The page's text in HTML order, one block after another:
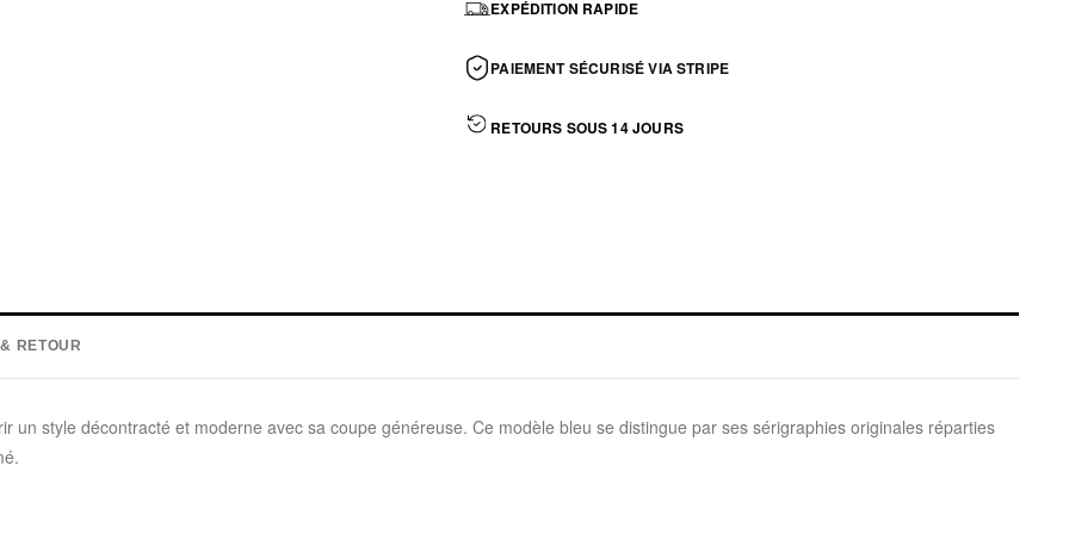
EXPÉDITION RAPIDE
PAIEMENT SÉCURISÉ VIA STRIPE
RETOURS SOUS 14 JOURS
RETOUR
un style décontracté et moderne avec sa coupe généreuse. Ce modèle bleu se distingue par ses sérigraphies originales réparties